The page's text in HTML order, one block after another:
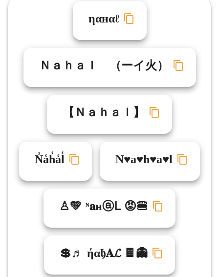
ηαнαℓ
Ｎａｈａｌ （ーイ火）
【 Ｎａｈａｌ】
N♥a♥h♥a♥l
N̾a̾h̾a̾l̾
♙💚 ᶰ𝐚нⓐᒪ 😡🍔
💲♬ ήα𝔥𝐀𝓛 🍫👻